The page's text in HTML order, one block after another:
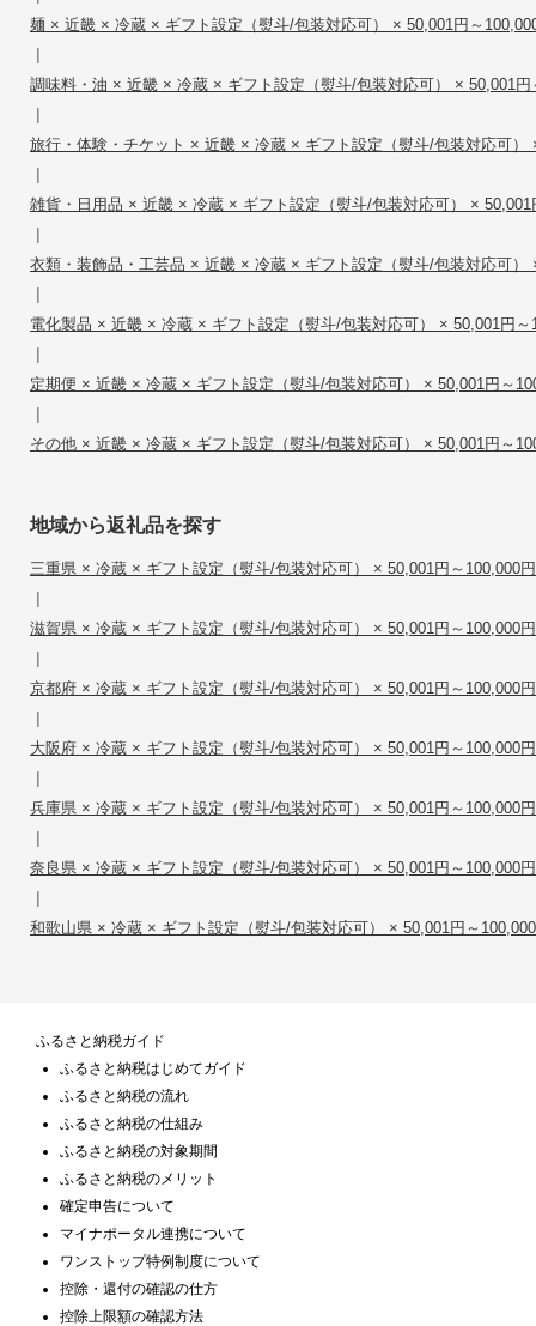
麺 × 近畿 × 冷蔵 × ギフト設定（熨斗/包装対応可） × 50,001円～
|
調味料・油 × 近畿 × 冷蔵 × ギフト設定（熨斗/包装対応可） × 50,001円
|
旅行・体験・チケット × 近畿 × 冷蔵 × ギフト設定（熨斗/包装対応可）
|
雑貨・日用品 × 近畿 × 冷蔵 × ギフト設定（熨斗/包装対応可） × 50,001
|
衣類・装飾品・工芸品 × 近畿 × 冷蔵 × ギフト設定（熨斗/包装対応可）
|
電化製品 × 近畿 × 冷蔵 × ギフト設定（熨斗/包装対応可） × 50,001円～
|
定期便 × 近畿 × 冷蔵 × ギフト設定（熨斗/包装対応可） × 50,001円～
|
その他 × 近畿 × 冷蔵 × ギフト設定（熨斗/包装対応可） × 50,001円～
地域から返礼品を探す
三重県 × 冷蔵 × ギフト設定（熨斗/包装対応可） × 50,001円～100,000円
|
滋賀県 × 冷蔵 × ギフト設定（熨斗/包装対応可） × 50,001円～100,000円
|
京都府 × 冷蔵 × ギフト設定（熨斗/包装対応可） × 50,001円～100,000円
|
大阪府 × 冷蔵 × ギフト設定（熨斗/包装対応可） × 50,001円～100,000円
|
兵庫県 × 冷蔵 × ギフト設定（熨斗/包装対応可） × 50,001円～100,000円
|
奈良県 × 冷蔵 × ギフト設定（熨斗/包装対応可） × 50,001円～100,000円
|
和歌山県 × 冷蔵 × ギフト設定（熨斗/包装対応可） × 50,001円～
ふるさと納税ガイド
ふるさと納税はじめてガイド
ふるさと納税の流れ
ふるさと納税の仕組み
ふるさと納税の対象期間
ふるさと納税のメリット
確定申告について
マイナポータル連携について
ワンストップ特例制度について
控除・還付の確認の仕方
控除上限額の確認方法